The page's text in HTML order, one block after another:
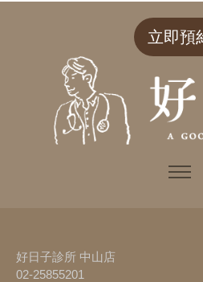
立即預
好日子診所 中山店
02-25855201